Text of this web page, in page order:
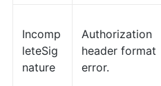
Incomp
leteSig
nature
Authorization
header format
error.